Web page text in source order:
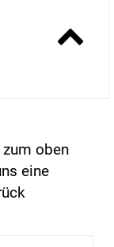
zum oben
eine